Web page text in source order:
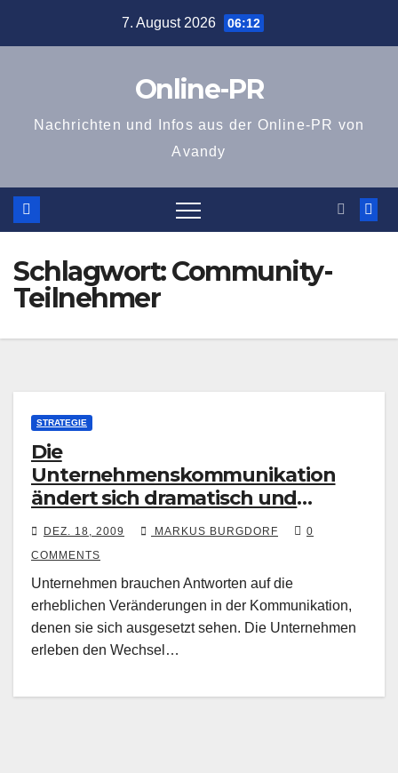
7. August 2026 06:12
Online-PR
Nachrichten und Infos aus der Online-PR von
Avandy
Schlagwort:Community-
Teilnehmer
STRATEGIE
Die
Unternehmenskommunikation
ändert sich dramatisch und
Unternehmen brauchen
Antworten
DEZ. 18, 2009 MARKUS BURGDORF
0
COMMENTS
Unternehmen brauchen Antworten auf die
erheblichen Veränderungen in der Kommunikation,
denen sie sich ausgesetzt sehen. Die Unternehmen
erleben den Wechsel…